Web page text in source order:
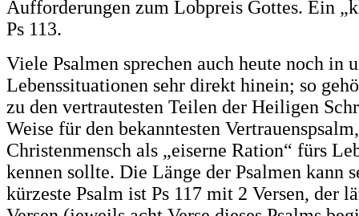
Aufforderungen zum Lobpreis Gottes. Ein
Ps 113.
Viele Psalmen sprechen auch heute noch in
Lebenssituationen sehr direkt hinein; so
zu den vertrautesten Teilen der Heiligen
Weise für den bekanntesten
Christenmensch als „eiserne Ration“ fürs
kennen sollte. Die Länge der Psalmen kann
kürzeste Psalm ist Ps 117 mit 2 Versen, der